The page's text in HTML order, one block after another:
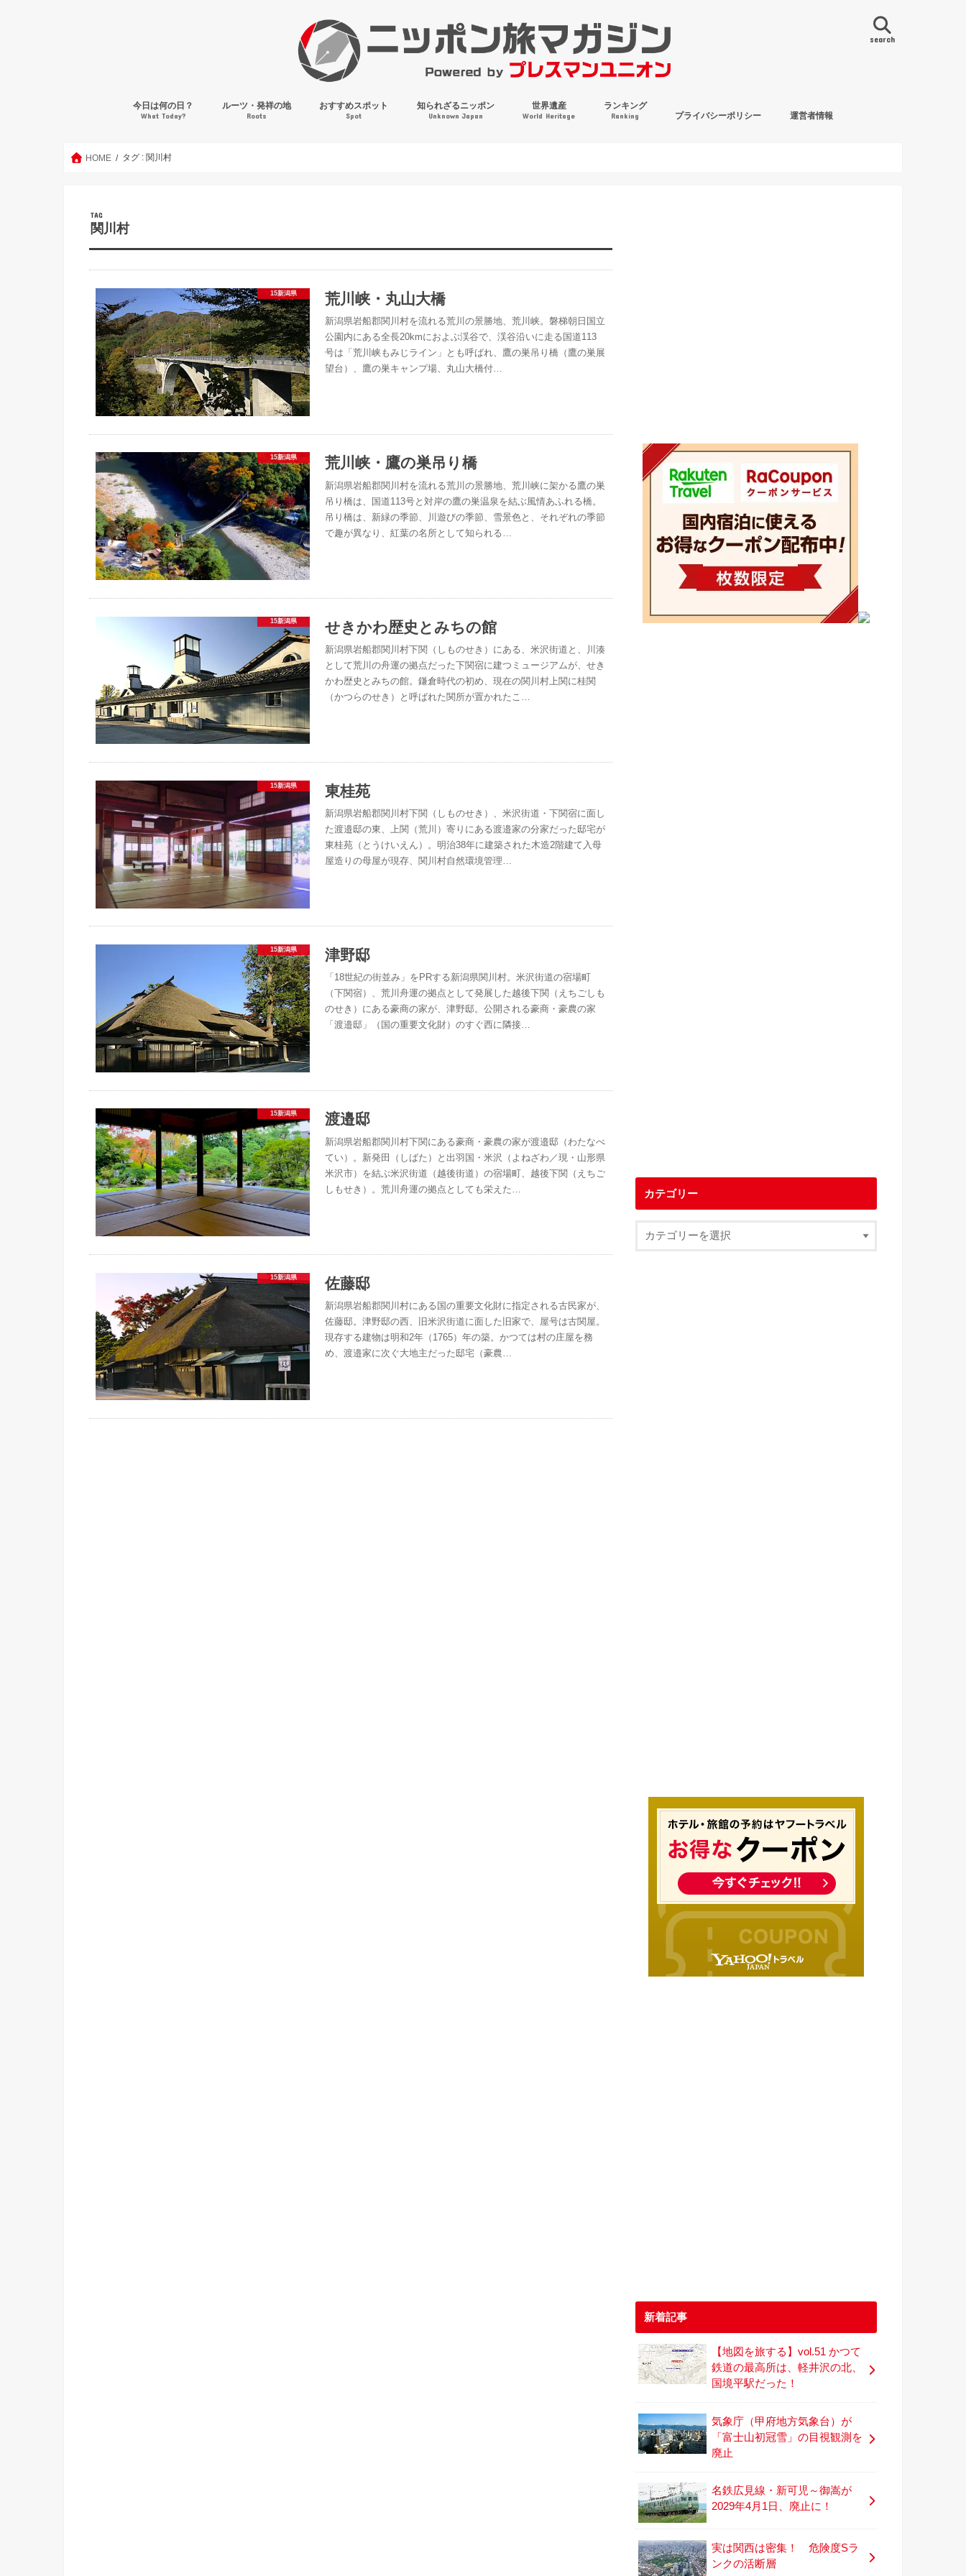
search
今日は何の日？
What Today?
ルーツ・発祥の地
Roots
おすすめスポット
Spot
知られざるニッポン
Unknown Japan
世界遺産
World Heritage
ランキング
Ranking プライバシーポリシー 運営者情報
HOME タグ : 関川村
TAG
関川村
15新潟県 荒川峡・丸山大橋
新潟県岩船郡関川村を流れる荒川の景勝地、荒川峡。磐梯朝日国立
公園内にある全長20kmにおよぶ渓谷で、渓谷沿いに走る国道113
号は「荒川峡もみじライン」とも呼ばれ、鷹の巣吊り橋（鷹の巣展
望台）、鷹の巣キャンプ場、丸山大橋付…
15新潟県 荒川峡・鷹の巣吊り橋
新潟県岩船郡関川村を流れる荒川の景勝地、荒川峡に架かる鷹の巣
吊り橋は、国道113号と対岸の鷹の巣温泉を結ぶ風情あふれる橋。
吊り橋は、新緑の季節、川遊びの季節、雪景色と、それぞれの季節
で趣が異なり、紅葉の名所として知られる…
15新潟県 せきかわ歴史とみちの館
新潟県岩船郡関川村下関（しものせき）にある、米沢街道と、川湊
として荒川の舟運の拠点だった下関宿に建つミュージアムが、せき
かわ歴史とみちの館。鎌倉時代の初め、現在の関川村上関に桂関
（かつらのせき）と呼ばれた関所が置かれたこ…
15新潟県 東桂苑
新潟県岩船郡関川村下関（しものせき）、米沢街道・下関宿に面し
た渡邉邸の東、上関（荒川）寄りにある渡邉家の分家だった邸宅が
東桂苑（とうけいえん）。明治38年に建築された木造2階建て入母
屋造りの母屋が現存、関川村自然環境管理…
15新潟県 津野邸
「18世紀の街並み」をPRする新潟県関川村。米沢街道の宿場町
（下関宿）、荒川舟運の拠点として発展した越後下関（えちごしも
のせき）にある豪商の家が、津野邸。公開される豪商・豪農の家
「渡邉邸」（国の重要文化財）のすぐ西に隣接…
15新潟県 渡邉邸
新潟県岩船郡関川村下関にある豪商・豪農の家が渡邉邸（わたなべ
てい）。新発田（しばた）と出羽国・米沢（よねざわ／現・山形県
米沢市）を結ぶ米沢街道（越後街道）の宿場町、越後下関（えちご
しもせき）。荒川舟運の拠点としても栄えた…
15新潟県 佐藤邸
新潟県岩船郡関川村にある国の重要文化財に指定される古民家が、
佐藤邸。津野邸の西、旧米沢街道に面した旧家で、屋号は古関屋。
現存する建物は明和2年（1765）年の築。かつては村の庄屋を務
め、渡邉家に次ぐ大地主だった邸宅（豪農…
カテゴリー
新着記事
【地図を旅する】vol.51 かつて
鉄道の最高所は、軽井沢の北、
国境平駅だった！
気象庁（甲府地方気象台）が
「富士山初冠雪」の目視観測を
廃止
名鉄広見線・新可児～御嵩が
2029年4月1日、廃止に！
実は関西は密集！ 危険度Sラ
ンクの活断層